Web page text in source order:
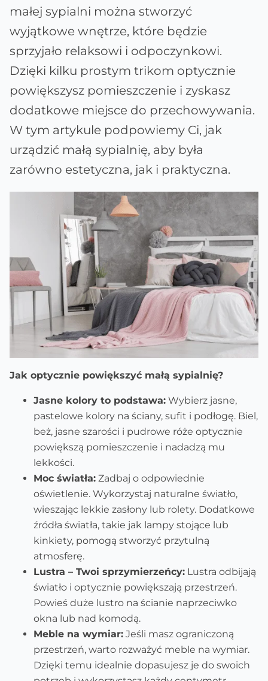
małej sypialni można stworzyć
wyjątkowe wnętrze, które będzie
sprzyjało relaksowi i odpoczynkowi.
Dzięki kilku prostym trikom optycznie
powiększysz pomieszczenie i zyskasz
dodatkowe miejsce do przechowywania.
W tym artykule podpowiemy Ci, jak
urządzić małą sypialnię, aby była
zarówno estetyczna, jak i praktyczna.
Jak optycznie powiększyć małą sypialnię?
Jasne kolory to podstawa: Wybierz jasne,
pastelowe kolory na ściany, sufit i podłogę. Biel,
beż, jasne szarości i pudrowe róże optycznie
powiększą pomieszczenie i nadadzą mu
lekkości.
Moc światła: Zadbaj o odpowiednie
oświetlenie. Wykorzystaj naturalne światło,
wieszając lekkie zasłony lub rolety. Dodatkowe
źródła światła, takie jak lampy stojące lub
kinkiety, pomogą stworzyć przytulną
atmosferę.
Lustra – Twoi sprzymierzeńcy: Lustra odbijają
światło i optycznie powiększają przestrzeń.
Powieś duże lustro na ścianie naprzeciwko
okna lub nad komodą.
Meble na wymiar: Jeśli masz ograniczoną
przestrzeń, warto rozważyć meble na wymiar.
Dzięki temu idealnie dopasujesz je do swoich